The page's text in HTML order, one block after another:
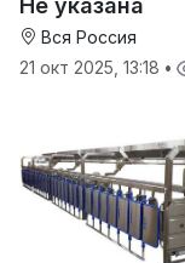
Вся Россия
21 окт 2025, 13:18 •